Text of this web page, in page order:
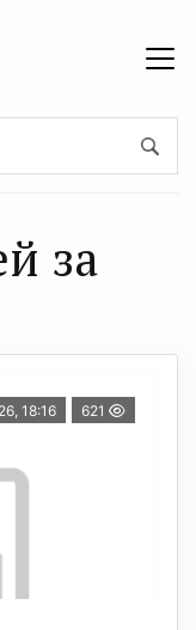
за
18:16 621